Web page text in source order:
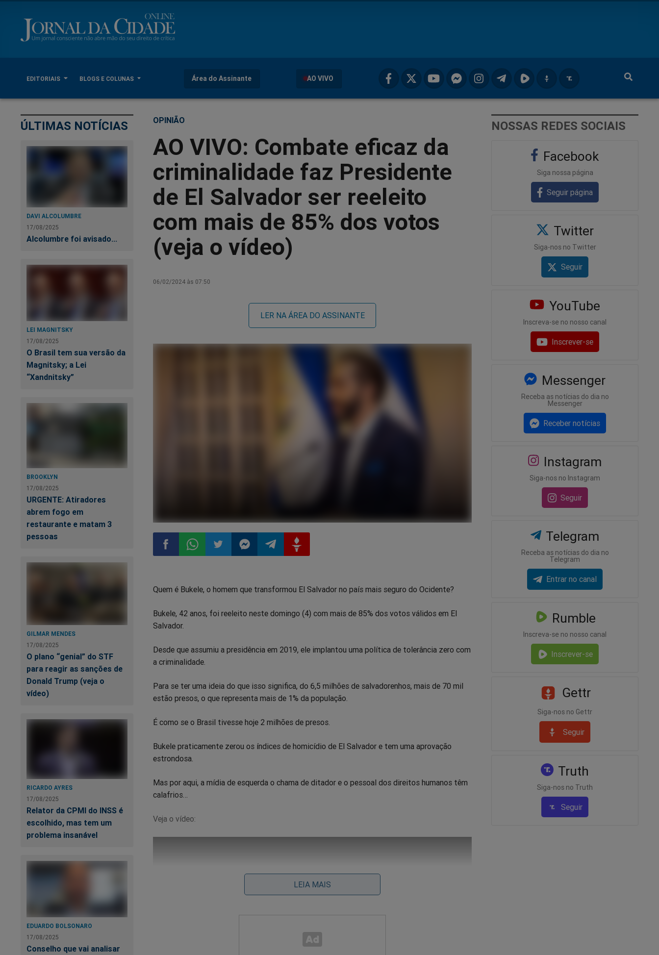
EDITORIAIS BLOGS E COLUNAS Área do Assinante AO VIVO
ÚLTIMAS NOTÍCIAS
DAVI ALCOLUMBRE
17/08/2025
Alcolumbre foi avisado...
LEI MAGNITSKY
17/08/2025
O Brasil tem sua versão da
Magnitsky; a Lei
“Xandnitsky”
BROOKLYN
17/08/2025
URGENTE: Atiradores
abrem fogo em
restaurante e matam 3
pessoas
GILMAR MENDES
17/08/2025
O plano “genial” do STF
para reagir as sanções de
Donald Trump (veja o
vídeo)
RICARDO AYRES
17/08/2025
Relator da CPMI do INSS é
escolhido, mas tem um
problema insanável
EDUARDO BOLSONARO
17/08/2025
Conselho que vai analisar
OPINIÃO
AO VIVO: Combate eficaz da
criminalidade faz Presidente
de El Salvador ser reeleito
com mais de 85% dos votos
(veja o vídeo)
06/02/2024 às 07:50
LER NA ÁREA DO ASSINANTE
no
Facebook
no
Whatsapp
no
Twitter
no
Messenger
no
Telegram
no
Gettr
Quem é Bukele, o homem que transformou El Salvador no país mais seguro do Ocidente?
Bukele, 42 anos, foi reeleito neste domingo (4) com mais de 85% dos votos válidos em El
Salvador.
Desde que assumiu a presidência em 2019, ele implantou uma política de tolerância zero com
a criminalidade.
Para se ter uma ideia do que isso significa, do 6,5 milhões de salvadorenhos, mais de 70 mil
estão presos, o que representa mais de 1% da população.
É como se o Brasil tivesse hoje 2 milhões de presos.
Bukele praticamente zerou os índices de homicídio de El Salvador e tem uma aprovação
estrondosa.
Mas por aqui, a mídia de esquerda o chama de ditador e o pessoal dos direitos humanos têm
calafrios…
Veja o vídeo:
LEIA MAIS
NOSSAS REDES SOCIAIS
Facebook
Siga nossa página
Seguir página
Twitter
Siga-nos no Twitter
Seguir
YouTube
Inscreva-se no nosso canal
Inscrever-se
Messenger
Receba as notícias do dia no
Messenger
Receber notícias
Instagram
Siga-nos no Instagram
Seguir
Telegram
Receba as notícias do dia no
Telegram
Entrar no canal
Rumble
Inscreva-se no nosso canal
Inscrever-se
Gettr
Siga-nos no Gettr
Seguir
Truth
Siga-nos no Truth
Seguir